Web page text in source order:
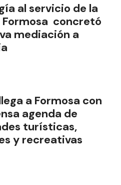
al servicio de la
concretó
mediación a
a Formosa con
agenda de
turísticas,
y recreativas